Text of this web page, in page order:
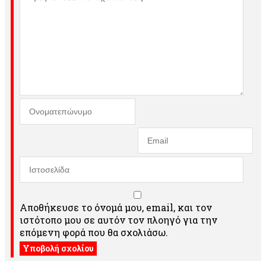
Αποθήκευσε το όνομά μου, email, και τον
ιστότοπο μου σε αυτόν τον πλοηγό για την
επόμενη φορά που θα σχολιάσω.